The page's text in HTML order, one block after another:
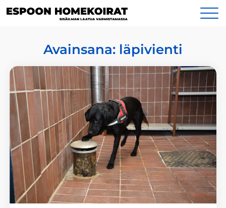
sisältöön
Yhteystiedot
Avainsana: läpivienti